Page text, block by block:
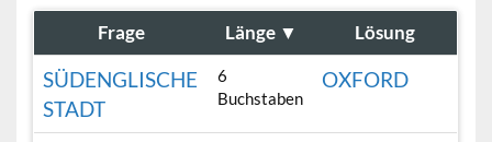
Frage Länge ▼ Lösung
SÜDENGLISCHE
STADT
6
Buchstaben
OXFORD